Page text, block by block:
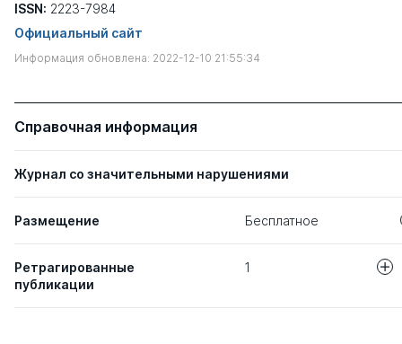
ISSN: 2223-7984
Официальный сайт
Информация обновлена: 2022-12-10 21:55:34
Справочная информация
Журнал со значительными нарушениями
Размещение Бесплатное
Ретрагированные
публикации
1